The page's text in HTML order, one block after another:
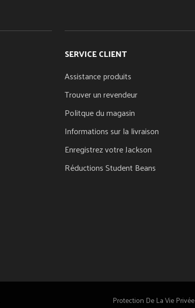
SERVICE CLIENT
Assistance produits
Trouver un revendeur
Politque du magasin
Informations sur la livraison
Enregistrez votre Jackson
Réductions Student Beans
Protection De La Vie Privée